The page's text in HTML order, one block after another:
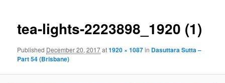
tea-lights-2223898_1920 (1)
Published December 20, 2017at1920 × 1087in Dasuttara Sutta –
Part 54 (Brisbane)